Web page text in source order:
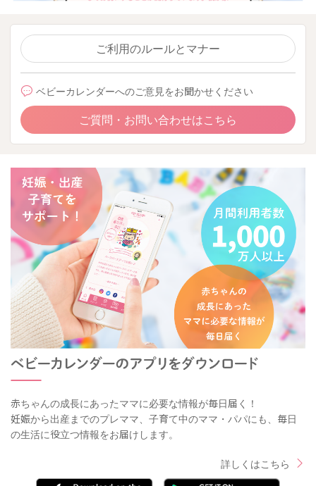
ご利用のルールとマナー
ベビーカレンダーへのご意見をお聞かせください
ご質問・お問い合わせはこちら
赤ちゃんの成長にあったママに必要な情報が毎日届く！
妊娠から出産までのプレママ、子育て中のママ・パパにも、毎日
の生活に役立つ情報をお届けします。
詳しくはこちら